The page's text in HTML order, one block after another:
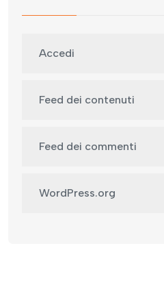
Accedi
Feed dei contenuti
Feed dei commenti
WordPress.org